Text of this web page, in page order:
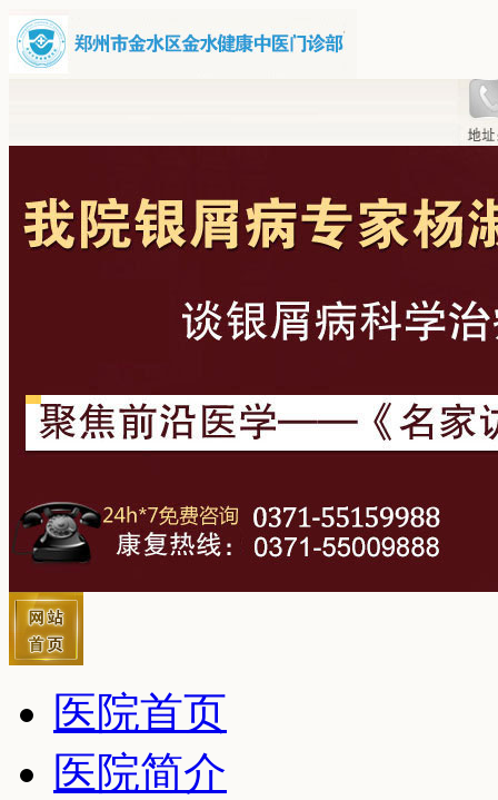
医院首页
医院简介